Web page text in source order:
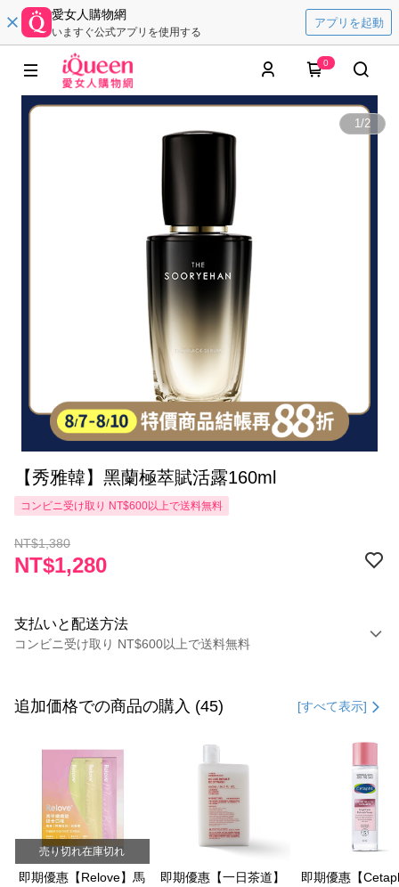
愛女人購物網
いますぐ公式アプリを使用する
アプリを起動
0
1/2
【秀雅韓】黑蘭極萃賦活露160ml
コンビニ受け取り NT$600以上で送料無料
NT$1,380
NT$1,280
支払いと配送方法
コンビニ受け取り NT$600以上で送料無料
クレジットカード1回払い
Apple Pay
JKOPAY
Easy Wallet
追加価格での商品の購入 (45) [すべて表示]
売り切れ在庫切れ
即期優惠【Relove】馬
即期優惠【一日茶道】
即期優惠【